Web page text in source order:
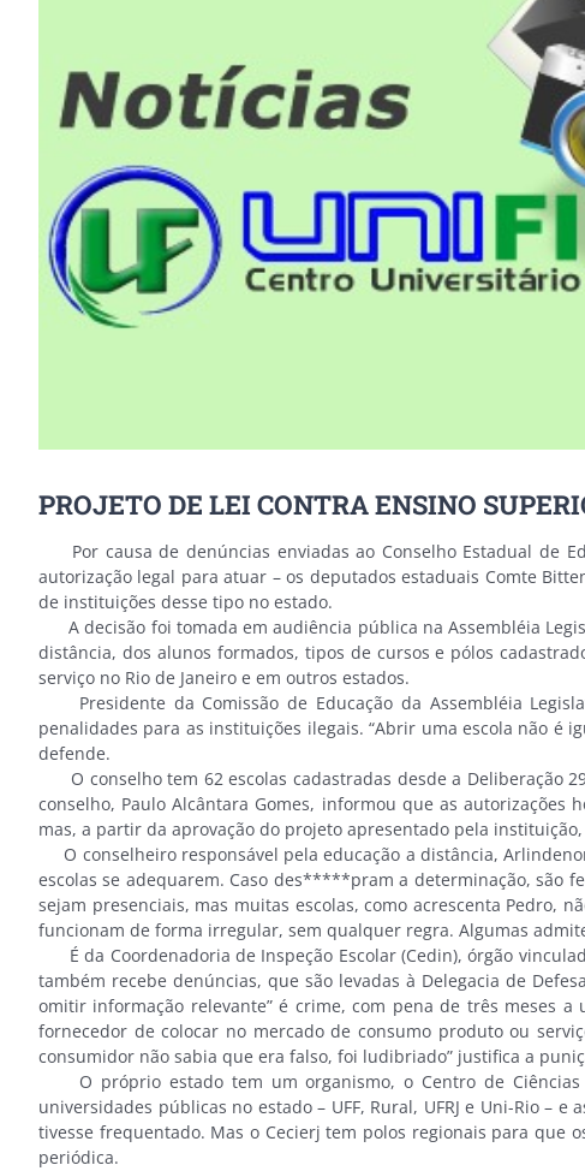
PROJETO DE LEI CONTRA ENSINO
Por causa de denúncias enviadas ao Conselho Estadual de
autorização legal para atuar – os deputados estaduais Comte
de instituições desse tipo no estado.
A decisão foi tomada em audiência pública na Assembléia
distância, dos alunos formados, tipos de cursos e pólos
serviço no Rio de Janeiro e em outros estados.
Presidente da Comissão de Educação da Assembléia
penalidades para as instituições ilegais. “Abrir uma escola não é
defende.
O conselho tem 62 escolas cadastradas desde a Deliberação
conselho, Paulo Alcântara Gomes, informou que as autorizações
mas, a partir da aprovação do projeto apresentado pela
O conselheiro responsável pela educação a distância,
escolas se adequarem. Caso des*****pram a determinação, são
sejam presenciais, mas muitas escolas, como acrescenta Pedro,
funcionam de forma irregular, sem qualquer regra. Algumas
É da Coordenadoria de Inspeção Escolar (Cedin), órgão
também recebe denúncias, que são levadas à Delegacia de
omitir informação relevante” é crime, com pena de três meses
fornecedor de colocar no mercado de consumo produto ou
consumidor não sabia que era falso, foi ludibriado” justifica a
O próprio estado tem um organismo, o Centro de Ciências e
universidades públicas no estado – UFF, Rural, UFRJ e Uni-Rio –
tivesse frequentado. Mas o Cecierj tem polos regionais para que
periódica.